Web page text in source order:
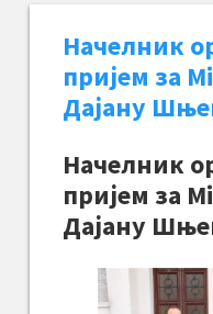
Начелник
пријем за
Дајану
Начелник
пријем за
Дајану